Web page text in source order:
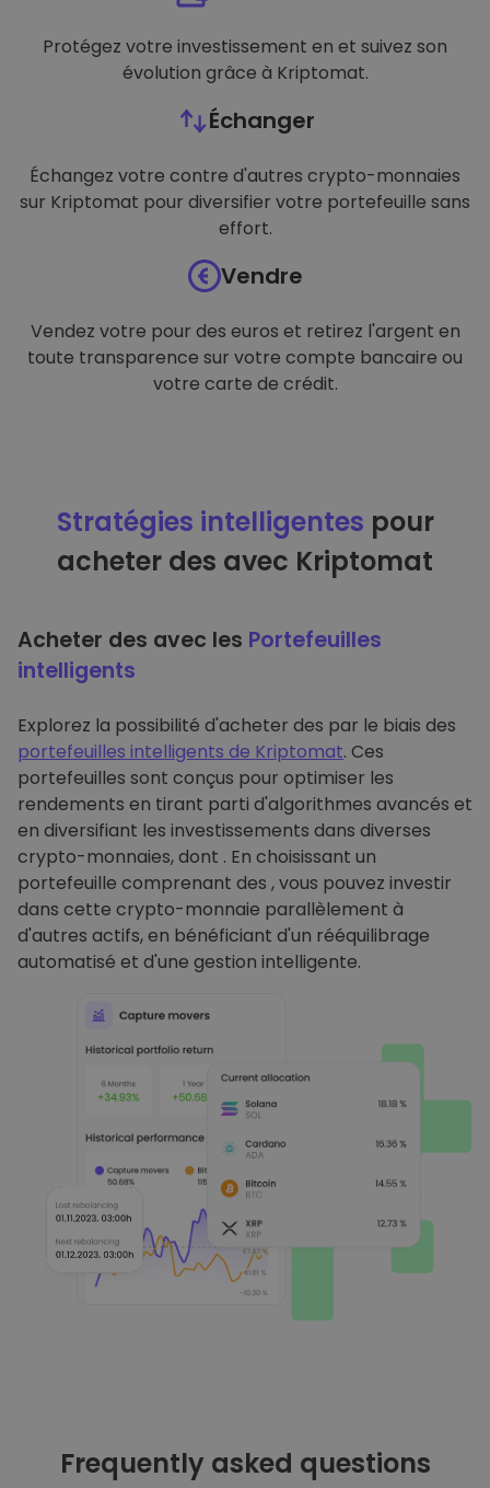
Protégez votre investissement en et suivez son
évolution grâce à Kriptomat.
Échanger
Échangez votre contre d'autres crypto-monnaies
sur Kriptomat pour diversifier votre portefeuille sans
effort.
Vendre
Vendez votre pour des euros et retirez l'argent en
toute transparence sur votre compte bancaire ou
votre carte de crédit.
Stratégies intelligentes pour
acheter des avec Kriptomat
Acheter des avec les Portefeuilles
intelligents
Explorez la possibilité d'acheter des par le biais des
portefeuilles intelligents de Kriptomat. Ces
portefeuilles sont conçus pour optimiser les
rendements en tirant parti d'algorithmes avancés et
en diversifiant les investissements dans diverses
crypto-monnaies, dont . En choisissant un
portefeuille comprenant des , vous pouvez investir
dans cette crypto-monnaie parallèlement à
d'autres actifs, en bénéficiant d'un rééquilibrage
automatisé et d'une gestion intelligente.
Frequently asked questions
FONCTIONNALITÉ